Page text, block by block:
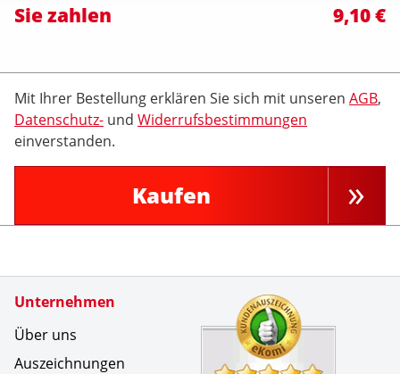
Sie zahlen 9,10 €
Mit Ihrer Bestellung erklären Sie sich mit unseren AGB,
Datenschutz- und Widerrufsbestimmungen
einverstanden.
Kaufen
Unternehmen
Über uns
Auszeichnungen
Zertifikate